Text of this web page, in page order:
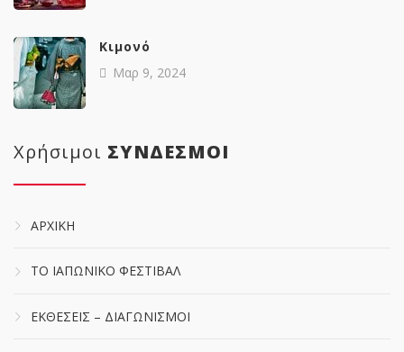
Κιμονό
Μαρ 9, 2024
Χρήσιμοι ΣΥΝΔΕΣΜΟΙ
ΑΡΧΙΚΗ
ΤΟ ΙΑΠΩΝΙΚΟ ΦΕΣΤΙΒΑΛ
ΕΚΘΕΣΕΙΣ – ΔΙΑΓΩΝΙΣΜΟΙ